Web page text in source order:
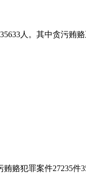
人。其中贪污贿
犯罪案件27235件